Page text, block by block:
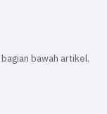
bawah artikel.